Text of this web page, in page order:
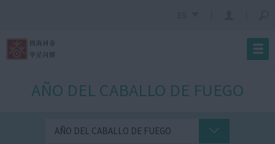
AÑO DEL CABALLO DE FUEGO
AÑO DEL CABALLO DE FUEGO